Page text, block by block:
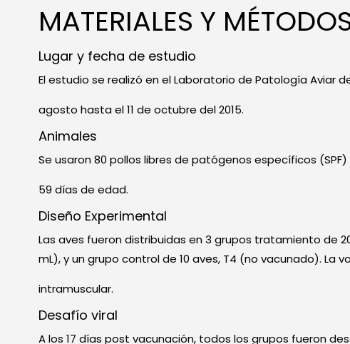
MATERIALES Y
Lugar y fecha de estudio
El estudio se realizó en el Laboratorio de Patología Aviar
agosto hasta el 11 de octubre del 2015.
Animales
Se usaron 80 pollos libres de patógenos específicos
59 días de edad.
Diseño Experimental
Las aves fueron distribuidas en 3 grupos tratamiento de
mL), y un grupo control de 10 aves, T4 (no vacunado). La
intramuscular.
Desafío viral
A los 17 días post vacunación, todos los grupos fueron